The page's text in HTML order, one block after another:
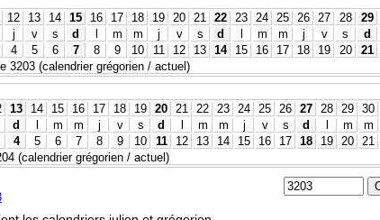
12 13 14 15 16 17 18 19 20 21 22 23 24 25 26 27 28 29
j v s d l m m j v s d l m m j v s d
4 5 6 7 8 9 10 11 12 13 14 15 16 17 18 19 20 21
3203 (calendrier grégorien / actuel)
13 14 15 16 17 18 19 20 21 22 23 24 25 26 27 28 29 30
d l m m j v s d l m m j v s d l m m
4 5 6 7 8 9 10 11 12 13 14 15 16 17 18 19 20 21
(calendrier grégorien / actuel)